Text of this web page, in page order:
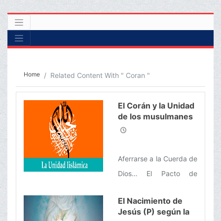
Home Related Content With " Coran "
El Corán y la Unidad
de los musulmanes
Aferrarse a la Cuerda de
Dios… El Pacto de
de aquellos que crean
división en la Ummah…
El Nacimiento de
Jesús (P) según la